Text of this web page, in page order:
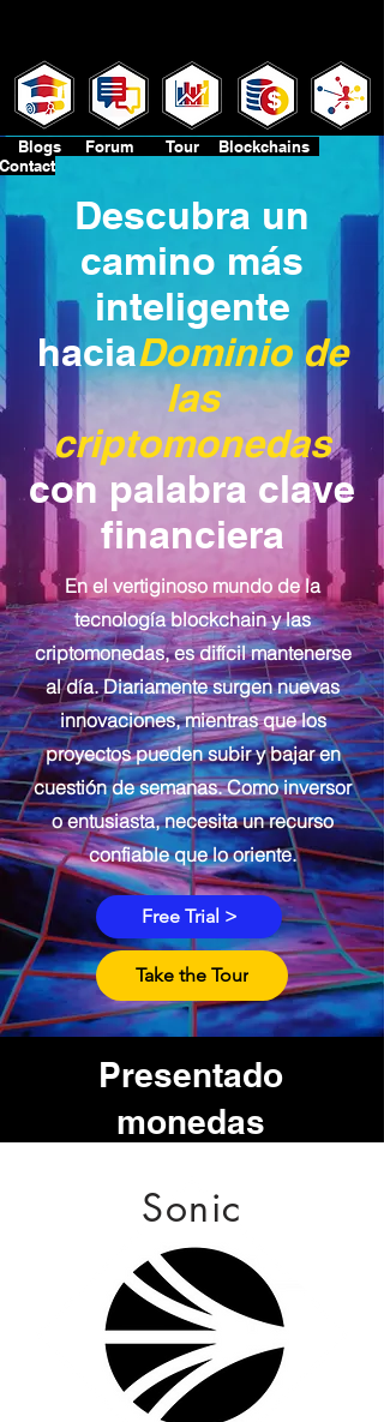
Blogs Forum Tour Blockchains
Contact
Descubra un
camino más
inteligente
haciaDominio de
las
criptomonedas
con palabra clave
financiera
En el vertiginoso mundo de la
tecnología blockchain y las
criptomonedas, es difícil mantenerse
al día. Diariamente surgen nuevas
innovaciones, mientras que los
proyectos pueden subir y bajar en
cuestión de semanas. Como inversor
o entusiasta, necesita un recurso
confiable que lo oriente.
Free Trial >
Take the Tour
Presentado
monedas
Sonic